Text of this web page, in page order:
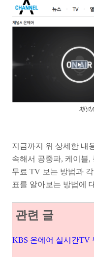
채널
지금까지 위 상세한 내
속해서 공중파, 케이블
무료 TV 보는 방법과
표를 알아보는 방법에
관련 글
KBS 온에어 실시간TV